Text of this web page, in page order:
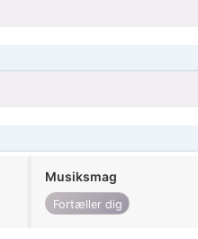
Musiksmag
Fortæller dig